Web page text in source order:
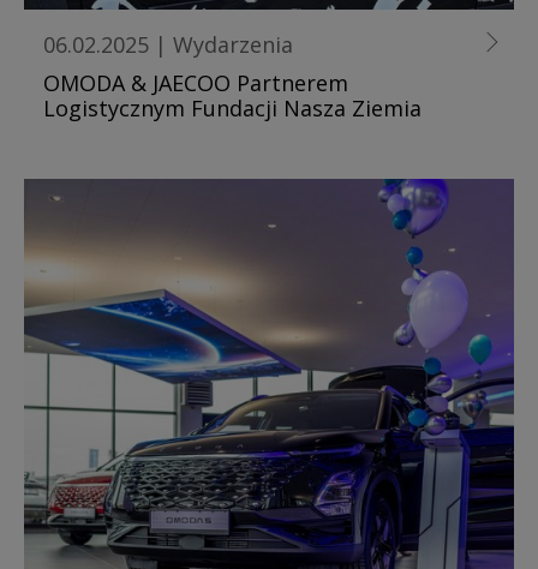
06.02.2025 | Wydarzenia
OMODA & JAECOO Partnerem
Logistycznym Fundacji Nasza Ziemia